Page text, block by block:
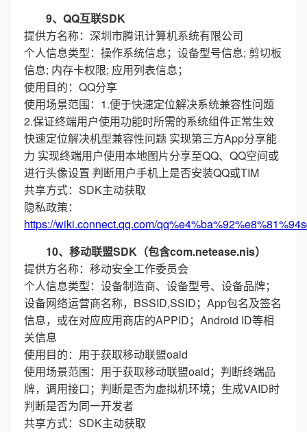
9、QQ互联SDK
提供方名称：深圳市腾讯计算机系统有限公司
个人信息类型：操作系统信息；设备型号信息; 剪切板
信息; 内存卡权限; 应用列表信息；
使用目的：QQ分享
使用场景范围：1.便于快速定位解决系统兼容性问题
2.保证终端用户使用功能时所需的系统组件正常生效
快速定位解决机型兼容性问题 实现第三方App分享能
力 实现终端用户使用本地图片分享至QQ、QQ空间或
进行头像设置 判断用户手机上是否安装QQ或TIM
共享方式：SDK主动获取
隐私政策：
https://wiki.connect.qq.com/
10、移动联盟SDK（包含com.netease.nis）
提供方名称：移动安全工作委员会
个人信息类型：设备制造商、设备型号、设备品牌；
设备网络运营商名称，BSSID,SSID；App包名及签名
信息，或在对应应用商店的APPID；Android ID等相
关信息
使用目的：用于获取移动联盟oaid
使用场景范围：用于获取移动联盟oaid；判断终端品
牌，调用接口；判断是否为虚拟机环境；生成VAID时
判断是否为同一开发者
共享方式：SDK主动获取